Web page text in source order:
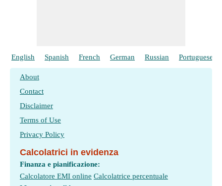
English Spanish French German Russian Portuguese
About
Contact
Disclaimer
Terms of Use
Privacy Policy
Calcolatrici in evidenza
Finanza e pianificazione:
Calcolatore EMI online Calcolatrice percentuale